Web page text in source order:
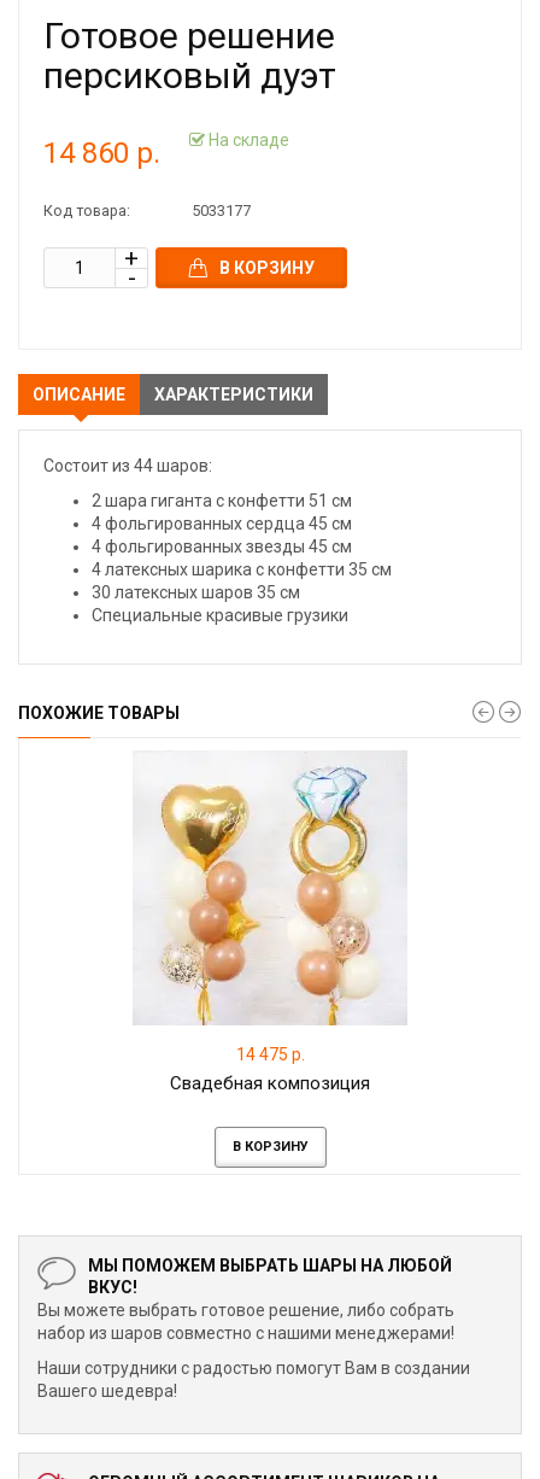
Готовое решение
персиковый дуэт
14 860 р. На складе
Код товара: 5033177
В КОРЗИНУ
ОПИСАНИЕ ХАРАКТЕРИСТИКИ
Состоит из 44 шаров:
2 шара гиганта с конфетти 51 см
4 фольгированных сердца 45 см
4 фольгированных звезды 45 см
4 латексных шарика с конфетти 35 см
30 латексных шаров 35 см
Специальные красивые грузики
ПОХОЖИЕ ТОВАРЫ
14 475 р.
Свадебная композиция
В КОРЗИНУ
МЫ ПОМОЖЕМ ВЫБРАТЬ ШАРЫ НА ЛЮБОЙ
ВКУС!
Вы можете выбрать готовое решение, либо собрать
набор из шаров совместно с нашими менеджерами!
Наши сотрудники с радостью помогут Вам в создании
Вашего шедевра!